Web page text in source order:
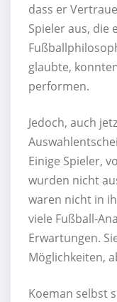
dass er
Spieler aus, die
glaubte,
performen.
Jedoch, auch
Einige Spieler,
wurden nicht
waren nicht in
viele Fußball-
Erwartungen.
Möglichkeiten,
Koeman selbst